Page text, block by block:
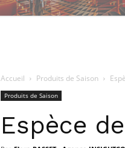
Accueil Produits de Saison
Produits de Saison
Espèce